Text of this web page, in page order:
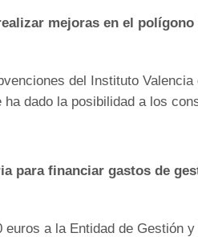
mejoras en el polígono
del Instituto
dado la posibilidad a los
para financiar gastos de
a la Entidad de Gestión